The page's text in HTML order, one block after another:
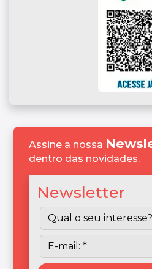
Assine a nossa
dentro das novidades.
Newsletter